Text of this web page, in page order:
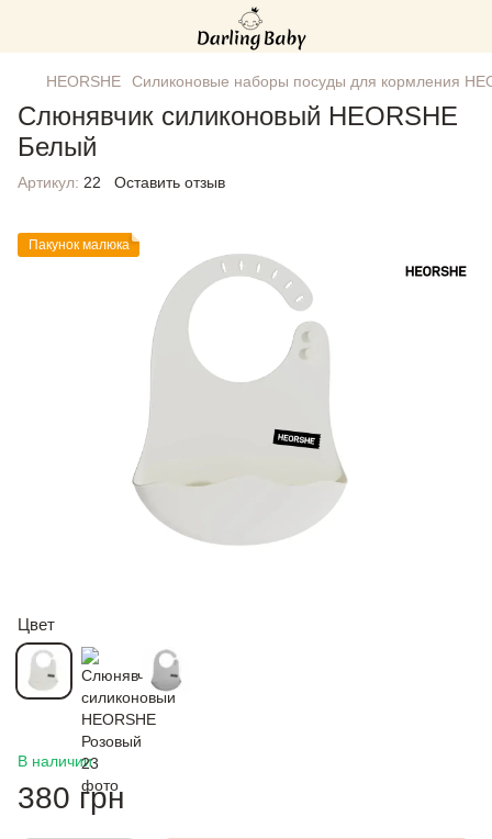
HEORSHE Силиконовые наборы посуды для кормления
Слюнявчик силиконовый HEORSHE
Белый
Артикул: 22 Оставить отзыв
Пакунок малюка
Цвет
В наличии
380 грн